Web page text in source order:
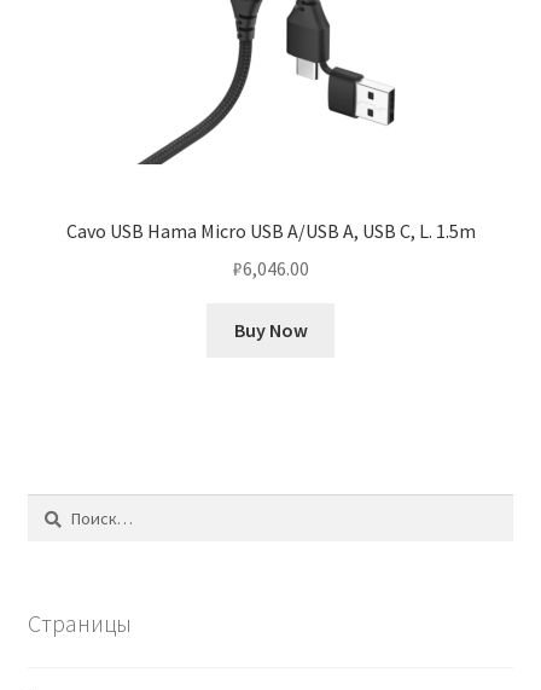
Cavo USB Hama Micro USB A/USB A, USB C, L. 1.5m
₽6,046.00
Buy Now
Найти:
Страницы